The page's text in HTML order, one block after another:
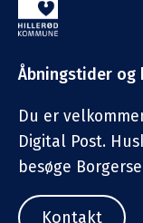
Åbningstider og
Du er
Digital Post.
besøge
Kontakt